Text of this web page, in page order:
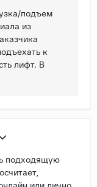
подъем
из
к
лифт. В
подходящую